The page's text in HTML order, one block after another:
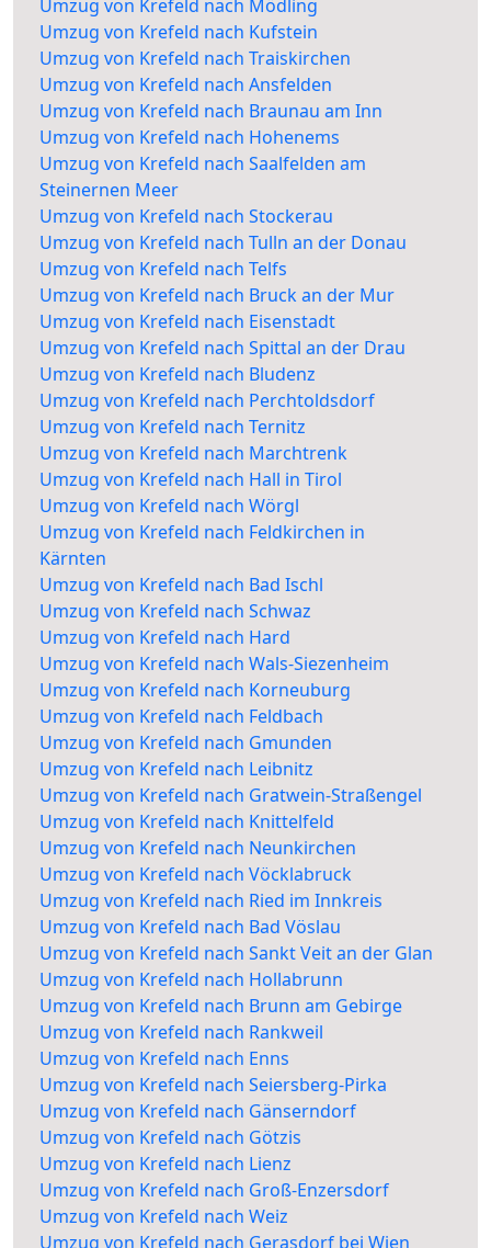
Umzug von Krefeld nach Mödling
Umzug von Krefeld nach Kufstein
Umzug von Krefeld nach Traiskirchen
Umzug von Krefeld nach Ansfelden
Umzug von Krefeld nach Braunau am Inn
Umzug von Krefeld nach Hohenems
Umzug von Krefeld nach Saalfelden am
Steinernen Meer
Umzug von Krefeld nach Stockerau
Umzug von Krefeld nach Tulln an der Donau
Umzug von Krefeld nach Telfs
Umzug von Krefeld nach Bruck an der Mur
Umzug von Krefeld nach Eisenstadt
Umzug von Krefeld nach Spittal an der Drau
Umzug von Krefeld nach Bludenz
Umzug von Krefeld nach Perchtoldsdorf
Umzug von Krefeld nach Ternitz
Umzug von Krefeld nach Marchtrenk
Umzug von Krefeld nach Hall in Tirol
Umzug von Krefeld nach Wörgl
Umzug von Krefeld nach Feldkirchen in
Kärnten
Umzug von Krefeld nach Bad Ischl
Umzug von Krefeld nach Schwaz
Umzug von Krefeld nach Hard
Umzug von Krefeld nach Wals-Siezenheim
Umzug von Krefeld nach Korneuburg
Umzug von Krefeld nach Feldbach
Umzug von Krefeld nach Gmunden
Umzug von Krefeld nach Leibnitz
Umzug von Krefeld nach Gratwein-Straßengel
Umzug von Krefeld nach Knittelfeld
Umzug von Krefeld nach Neunkirchen
Umzug von Krefeld nach Vöcklabruck
Umzug von Krefeld nach Ried im Innkreis
Umzug von Krefeld nach Bad Vöslau
Umzug von Krefeld nach Sankt Veit an der Glan
Umzug von Krefeld nach Hollabrunn
Umzug von Krefeld nach Brunn am Gebirge
Umzug von Krefeld nach Rankweil
Umzug von Krefeld nach Enns
Umzug von Krefeld nach Seiersberg-Pirka
Umzug von Krefeld nach Gänserndorf
Umzug von Krefeld nach Götzis
Umzug von Krefeld nach Lienz
Umzug von Krefeld nach Groß-Enzersdorf
Umzug von Krefeld nach Weiz
Umzug von Krefeld nach Gerasdorf bei Wien